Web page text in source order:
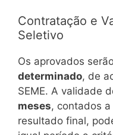
Contratação e
Seletivo
Os aprovados
determinado, de
SEME. A validade
meses, contados
resultado final,